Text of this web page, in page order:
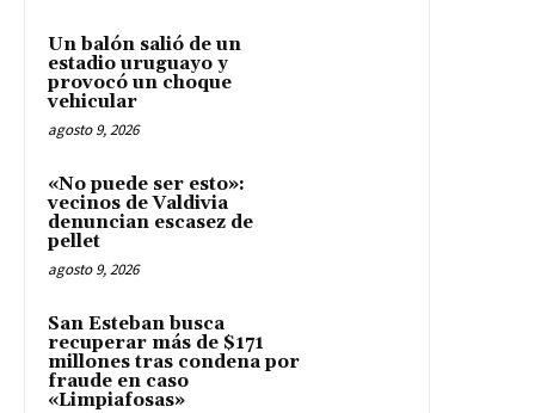
Un balón salió de un
estadio uruguayo y
provocó un choque
vehicular
agosto 9, 2026
«No puede ser esto»:
vecinos de Valdivia
denuncian escasez de
pellet
agosto 9, 2026
San Esteban busca
recuperar más de $171
millones tras condena por
fraude en caso
«Limpiafosas»